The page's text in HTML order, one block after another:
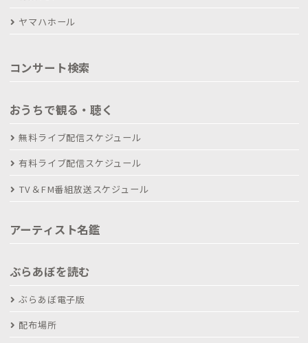
ヤマハホール
コンサート検索
おうちで観る・聴く
無料ライブ配信スケジュール
有料ライブ配信スケジュール
TV＆FM番組放送スケジュール
アーティスト名鑑
ぶらあぼを読む
ぶらあぼ電子版
配布場所